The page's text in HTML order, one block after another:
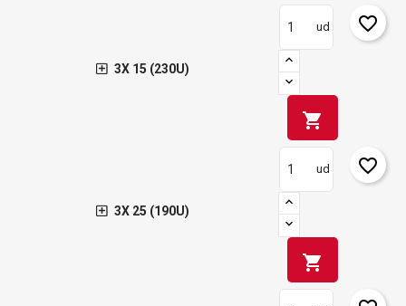
3X 15 (230U)
ud
shopping_cart
favorite_border
3X 25 (190U)
ud
shopping_cart
favorite_border